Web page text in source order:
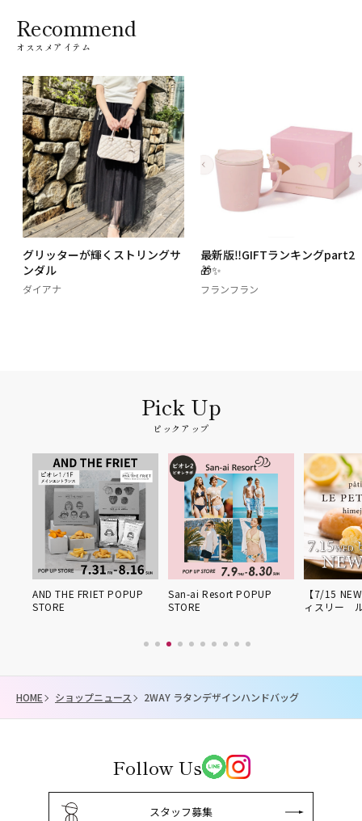
Recommend
オススメアイテム
グリッターが輝くストリングサ
ンダル
ダイアナ
最新版‼️GIFTランキングpart2
🎁✨
フランフラン
ピックアップ
AND THE FRIET POPUP
STORE
San-ai Resort POPUP
STORE
【7/15
ィスリー
HOME ショップニュース 2WAY ラタンデザインハンドバッグ
Follow Us
スタッフ募集